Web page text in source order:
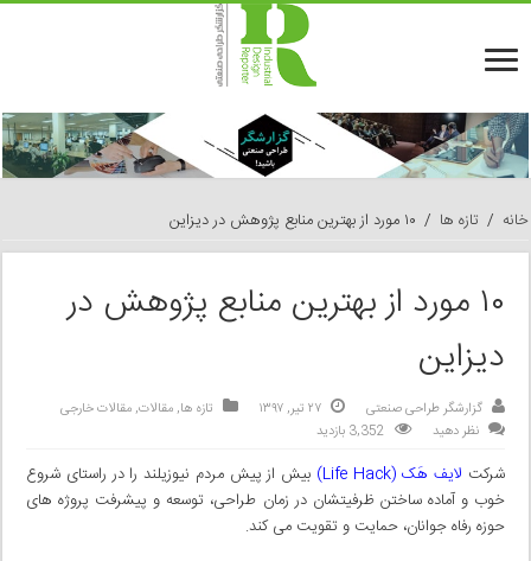
خانه / تازه ها / ۱۰ مورد از بهترین منابع پژوهش در دیزاین
۱۰ مورد از بهترین منابع پژوهش در
دیزاین
گزارشگر طراحی صنعتی ۲۷ تیر, ۱۳۹۷ تازه ها,مقالات,مقالات خارجی
نظر دهید
3,352 بازدید
شرکت لایف هَک (Life Hack)
بیش از پیش مردم نیوزیلند را در راستای شروع
خوب و آماده ساختن ظرفیتشان در زمان طراحی، توسعه و پیشرفت پروژه های
حوزه رفاه جوانان، حمایت و تقویت می کند.